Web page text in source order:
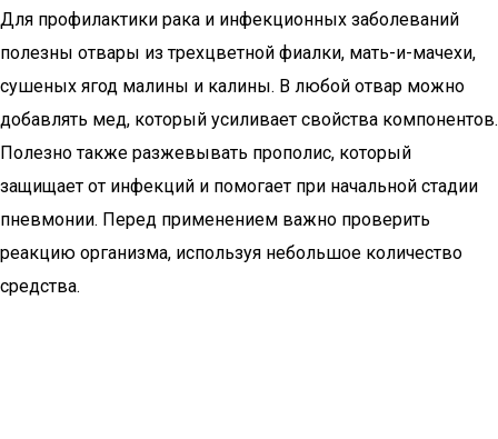
Для профилактики рака и инфекционных заболеваний
полезны отвары из трехцветной фиалки, мать-и-мачехи,
сушеных ягод малины и калины. В любой отвар можно
добавлять мед, который усиливает свойства компонентов.
Полезно также разжевывать прополис, который
защищает от инфекций и помогает при начальной стадии
пневмонии. Перед применением важно проверить
реакцию организма, используя небольшое количество
средства.